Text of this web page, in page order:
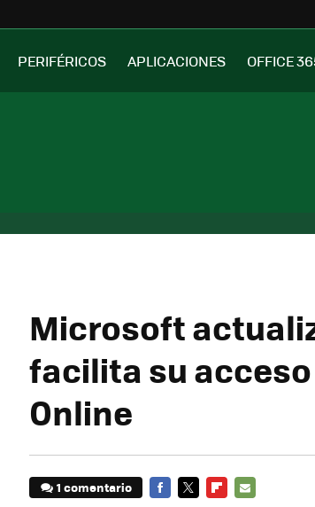
PERIFÉRICOS APLICACIONES OFFICE
Microsoft
facilita su
Online
1 comentario